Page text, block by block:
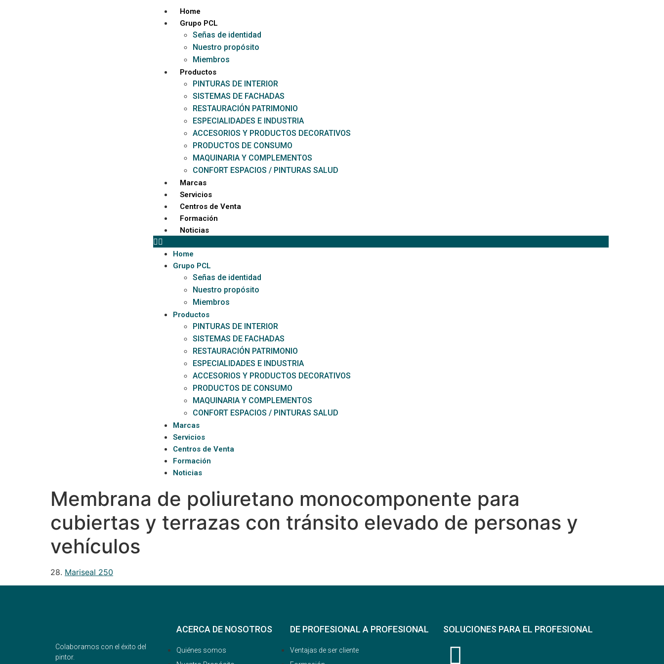
Home
Grupo PCL
Señas de identidad
Nuestro propósito
Miembros
Productos
PINTURAS DE INTERIOR
SISTEMAS DE FACHADAS
RESTAURACIÓN PATRIMONIO
ESPECIALIDADES E INDUSTRIA
ACCESORIOS Y PRODUCTOS DECORATIVOS
PRODUCTOS DE CONSUMO
MAQUINARIA Y COMPLEMENTOS
CONFORT ESPACIOS / PINTURAS SALUD
Marcas
Servicios
Centros de Venta
Formación
Noticias
Home
Grupo PCL
Señas de identidad
Nuestro propósito
Miembros
Productos
PINTURAS DE INTERIOR
SISTEMAS DE FACHADAS
RESTAURACIÓN PATRIMONIO
ESPECIALIDADES E INDUSTRIA
ACCESORIOS Y PRODUCTOS DECORATIVOS
PRODUCTOS DE CONSUMO
MAQUINARIA Y COMPLEMENTOS
CONFORT ESPACIOS / PINTURAS SALUD
Marcas
Servicios
Centros de Venta
Formación
Noticias
Membrana de poliuretano monocomponente para
cubiertas y terrazas con tránsito elevado de personas y
vehículos
28. Mariseal 250
Colaboramos con el éxito del
pintor.
ACERCA DE NOSOTROS
Quiénes somos
DE PROFESIONAL A PROFESIONAL
Ventajas de ser cliente
SOLUCIONES PARA EL PROFESIONAL